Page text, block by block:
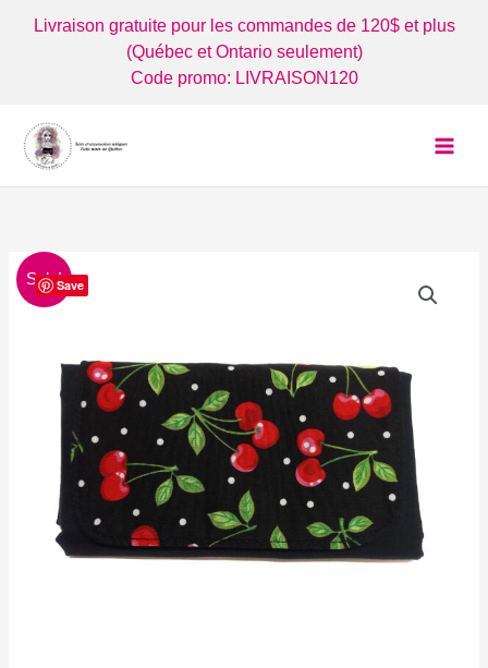
Livraison gratuite pour les commandes de 120$ et plus
(Québec et Ontario seulement)
Code promo: LIVRAISON120
Sale!Save